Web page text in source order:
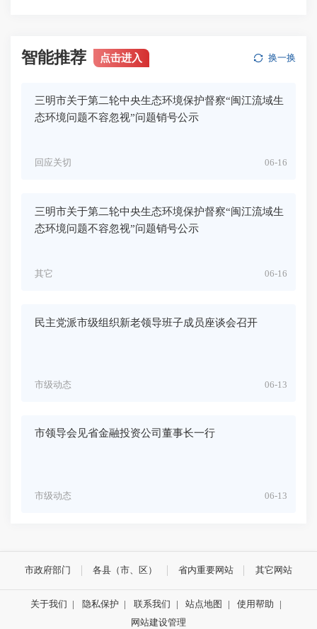
智能推荐 点击进入 换一换
三明市关于第二轮中央生态环境保护督察“闽江流域生
态环境问题不容忽视”问题销号公示
06-16
回应关切
三明市关于第二轮中央生态环境保护督察“闽江流域生
态环境问题不容忽视”问题销号公示
06-16
其它
民主党派市级组织新老领导班子成员座谈会召开
06-13
市级动态
市领导会见省金融投资公司董事长一行
06-13
市级动态
市政府部门 各县（市、区） 省内重要网站 其它网站
关于我们 | 隐私保护 | 联系我们 | 站点地图 | 使用帮助
|
网站建设管理